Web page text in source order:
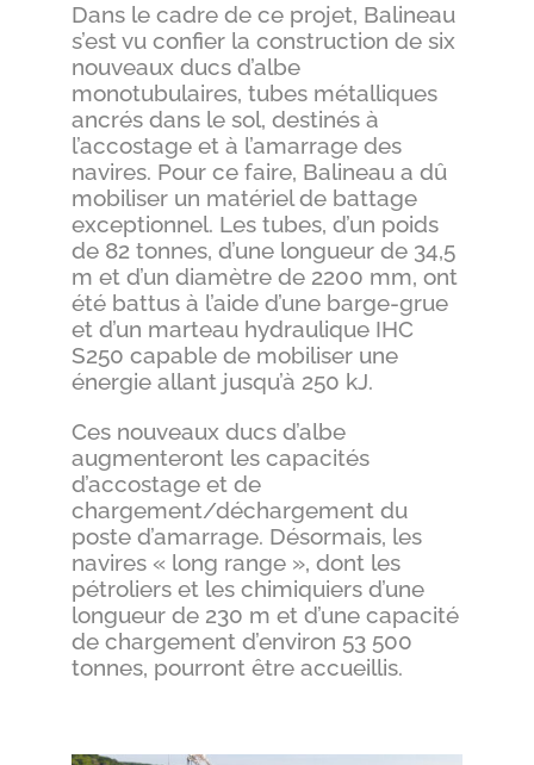
Dans le cadre de ce projet, Balineau
s’est vu confier la construction de six
nouveaux ducs d’albe
monotubulaires, tubes métalliques
ancrés dans le sol, destinés à
l’accostage et à l’amarrage des
navires. Pour ce faire, Balineau a dû
mobiliser un matériel de battage
exceptionnel. Les tubes, d’un poids
de 82 tonnes, d’une longueur de 34,5
m et d’un diamètre de 2200 mm, ont
été battus à l’aide d’une barge-grue
et d’un marteau hydraulique IHC
S250 capable de mobiliser une
énergie allant jusqu’à 250 kJ.
Ces nouveaux ducs d’albe
augmenteront les capacités
d’accostage et de
chargement/déchargement du
poste d’amarrage. Désormais, les
navires « long range », dont les
pétroliers et les chimiquiers d’une
longueur de 230 m et d’une capacité
de chargement d’environ 53 500
tonnes, pourront être accueillis.